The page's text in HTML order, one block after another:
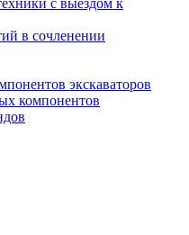
с выездом к
в сочленении
экскаваторов
компонентов